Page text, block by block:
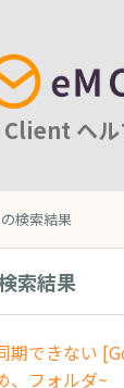
ヘル
検索結果
索結果
期できない
、フォルダ~